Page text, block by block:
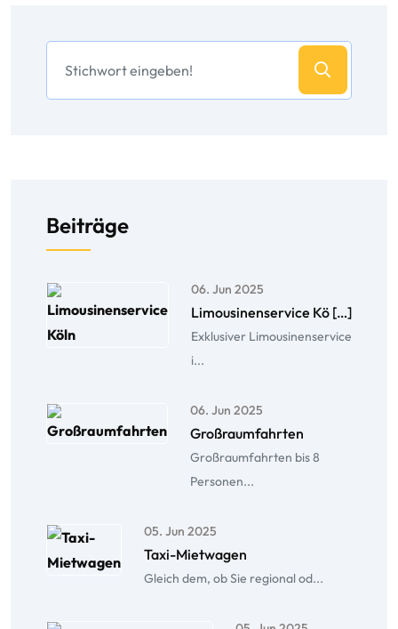
Beiträge
06. Jun 2025
Limousinenservice Kö […]
Exklusiver Limousinenservice
i...
06. Jun 2025
Großraumfahrten
Großraumfahrten bis 8
Personen...
05. Jun 2025
Taxi-Mietwagen
Gleich dem, ob Sie regional od...